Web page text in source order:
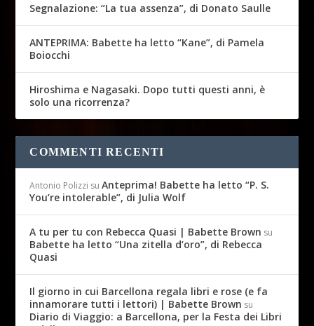
Segnalazione: “La tua assenza”, di Donato Saulle
ANTEPRIMA: Babette ha letto “Kane”, di Pamela
Boiocchi
Hiroshima e Nagasaki. Dopo tutti questi anni, è
solo una ricorrenza?
COMMENTI RECENTI
Antonio Polizzi suAnteprima! Babette ha letto “P. S.
You’re intolerable”, di Julia Wolf
A tu per tu con Rebecca Quasi | Babette Brown su
Babette ha letto “Una zitella d’oro”, di Rebecca
Quasi
Il giorno in cui Barcellona regala libri e rose (e fa
innamorare tutti i lettori) | Babette Brown su
Diario di Viaggio: a Barcellona, per la Festa dei Libri